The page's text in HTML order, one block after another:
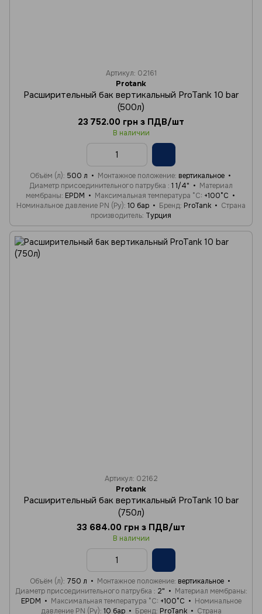
Артикул: 02161
Protank
Расширительный бак вертикальный ProTank 10 bar
(500л)
23 752.00 грн з ПДВ/шт
В наличии
Объём (л) 500 л Монтажное положение вертикальное
Диаметр присоединительного патрубка
1 1/4"
Материал
мембраны EPDM Максимальная температура °C +100°C
Номинальное давление PN (Ру) 10 бар Бренд ProTank
Страна
производитель Турция
Артикул: 02162
Protank
Расширительный бак вертикальный ProTank 10 bar
(750л)
33 684.00 грн з ПДВ/шт
В наличии
Объём (л) 750 л Монтажное положение вертикальное
Диаметр присоединительного патрубка
2"
Материал мембраны
EPDM
Максимальная температура °C +100°C
Номинальное
давление PN (Ру) 10 бар Бренд ProTank Страна